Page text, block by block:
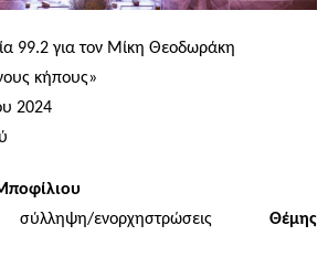
99.2 για τον Μίκη Θεοδωράκη
κήπους»
2024
σύλληψη/ενορχηστρώσεις Θέμης